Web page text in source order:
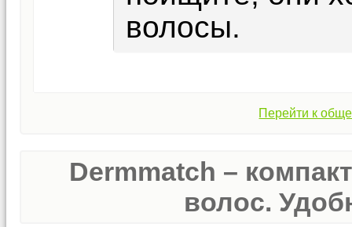
волосы.
Перейти к
Dermmatch –
волос.